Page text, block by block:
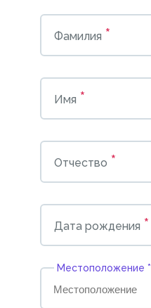
Фамилия *
Имя *
Отчество *
Дата рождения *
Местоположение *